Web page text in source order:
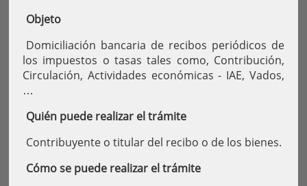
Objeto
Domiciliación bancaria de recibos periódicos de
los impuestos o tasas tales como, Contribución,
Circulación, Actividades económicas - IAE, Vados,
…
Quién puede realizar el trámite
Contribuyente o titular del recibo o de los bienes.
Cómo se puede realizar el trámite